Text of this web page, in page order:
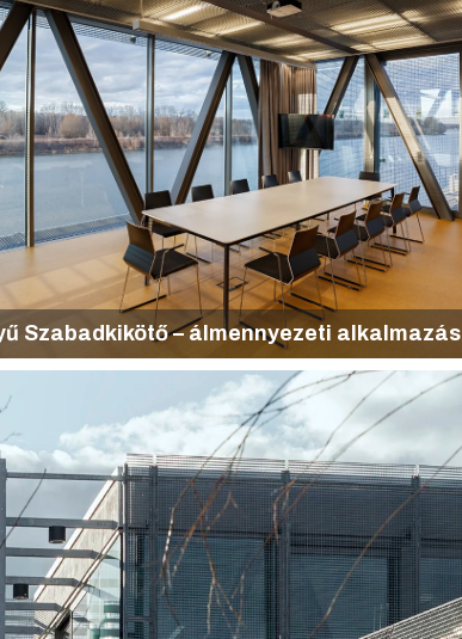
Szabadkikötő – álmennyezeti alkalmazás